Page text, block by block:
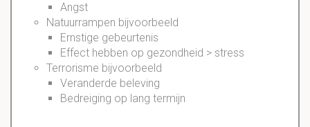
Angst
Natuurrampen bijvoorbeeld
Ernstige gebeurtenis
Effect hebben op gezondheid > stress
Terrorisme bijvoorbeeld
Veranderde beleving
Bedreiging op lang termijn